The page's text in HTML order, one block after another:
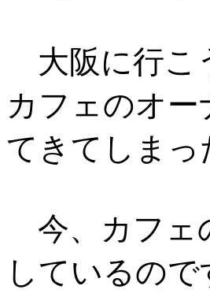
大阪に行こ
カフェのオ
てきてしま
今、カフェ
しているの